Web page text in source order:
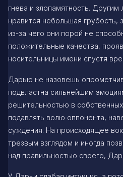
гнева и злопамятность.
нравится небольшая грубость,
из-за чего они порой не
положительные качества,
носительницы имени спустя
Дарью не назовешь
подвластна сильнейшим
решительностью в
подавлять волю оппонента,
суждения. На происходящее
трезвым взглядом и иногда
над правильностью своего,